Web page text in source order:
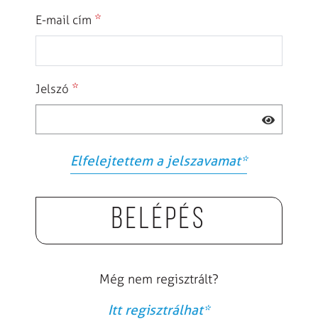
E-mail cím *
Jelszó *
Elfelejtettem a jelszavamat*
Belépés
Még nem regisztrált?
Itt regisztrálhat*